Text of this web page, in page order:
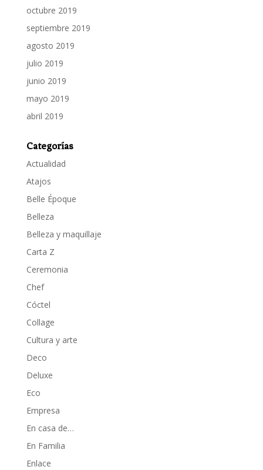
octubre 2019
septiembre 2019
agosto 2019
julio 2019
junio 2019
mayo 2019
abril 2019
Categorías
Actualidad
Atajos
Belle Époque
Belleza
Belleza y maquillaje
Carta Z
Ceremonia
Chef
Cóctel
Collage
Cultura y arte
Deco
Deluxe
Eco
Empresa
En casa de…
En Familia
Enlace